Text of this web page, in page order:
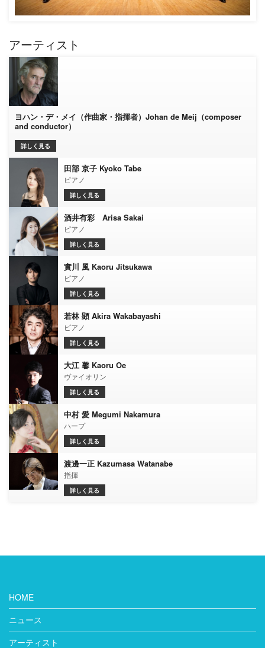
アーティスト
ヨハン・デ・メイ（作曲家・指揮者）Johan de Meij（composer
and conductor）
詳しく見る
田部 京子 Kyoko Tabe
ピアノ
詳しく見る
酒井有彩 Arisa Sakai
ピアノ
詳しく見る
實川 風 Kaoru Jitsukawa
ピアノ
詳しく見る
若林 顕 Akira Wakabayashi
ピアノ
詳しく見る
大江 馨 Kaoru Oe
ヴァイオリン
詳しく見る
中村 愛 Megumi Nakamura
ハープ
詳しく見る
渡邊一正 Kazumasa Watanabe
指揮
詳しく見る
HOME
ニュース
アーティスト